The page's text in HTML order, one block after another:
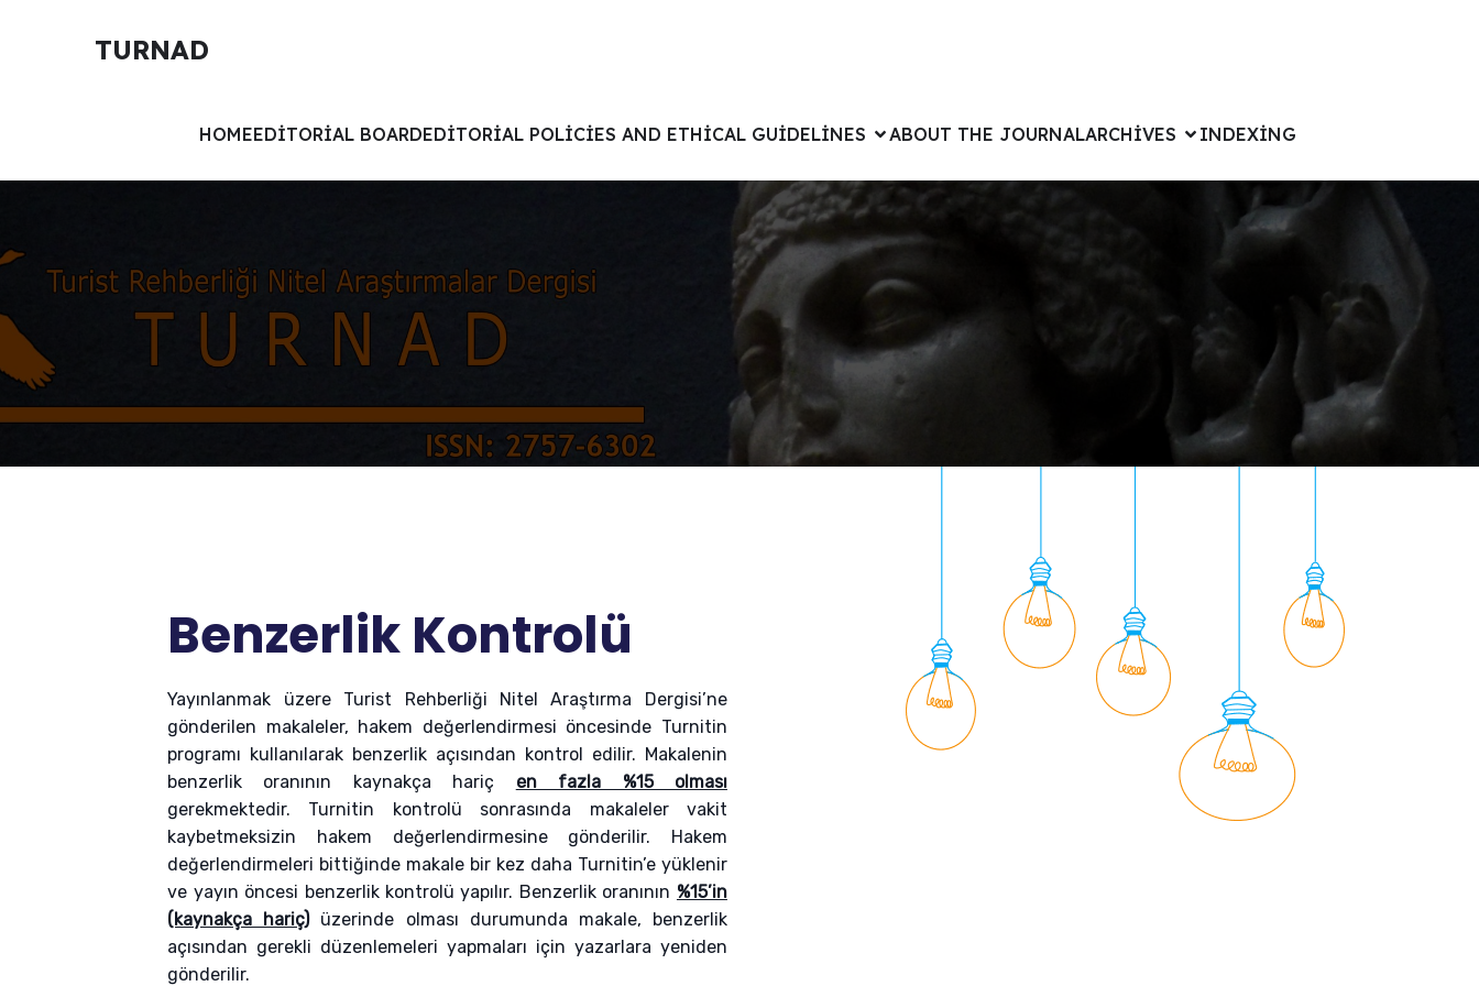
TURNAD
HOMEEDITORIAL BOARDEDITORIAL POLICIES AND ETHICAL GUIDELINES ABOUT THE JOURNALARCHIVES INDEXING
Benzerlik Kontrolü
Yayınlanmak üzere Turist Rehberliği Nitel Araştırma Dergisi’ne
gönderilen makaleler, hakem değerlendirmesi öncesinde Turnitin
programı kullanılarak benzerlik açısından kontrol edilir. Makalenin
benzerlik oranının kaynakça hariç en fazla %15 olması
gerekmektedir. Turnitin kontrolü sonrasında makaleler vakit
kaybetmeksizin hakem değerlendirmesine gönderilir. Hakem
değerlendirmeleri bittiğinde makale bir kez daha Turnitin’e yüklenir
ve yayın öncesi benzerlik kontrolü yapılır. Benzerlik oranının %15’in
(kaynakça hariç)üzerinde olması durumunda makale, benzerlik
açısından gerekli düzenlemeleri yapmaları için yazarlara yeniden
gönderilir.